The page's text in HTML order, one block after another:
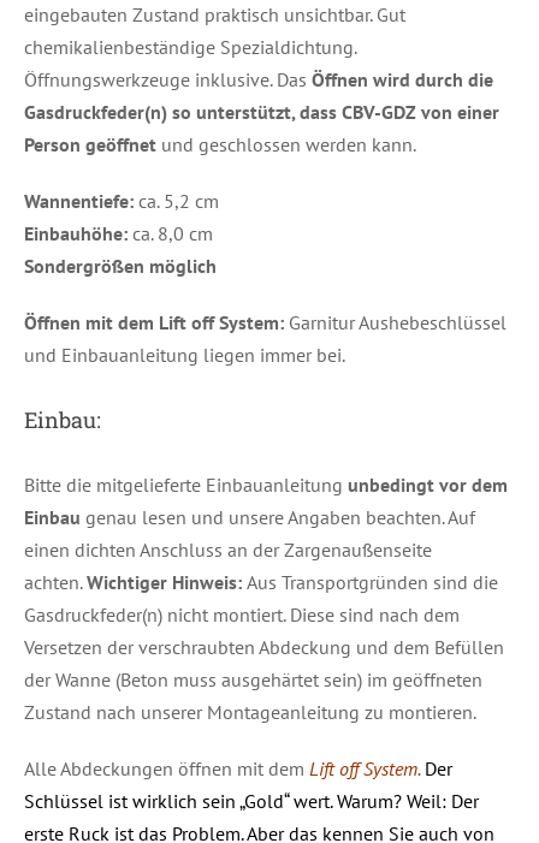
eingebauten Zustand praktisch unsichtbar. Gut
chemikalienbeständige Spezialdichtung.
Öffnungswerkzeuge inklusive. Das Öffnen wird durch die
Gasdruckfeder(n) so unterstützt, dass CBV-GDZ von einer
Person geöffnet und geschlossen werden kann.
Wannentiefe: ca. 5,2 cm
Einbauhöhe: ca. 8,0 cm
Sondergrößen möglich
Öffnen mit dem Lift off System: Garnitur Aushebeschlüssel
und Einbauanleitung liegen immer bei.
Einbau:
Bitte die mitgelieferte Einbauanleitung unbedingt vor dem
Einbau genau lesen und unsere Angaben beachten. Auf
einen dichten Anschluss an der Zargenaußenseite
achten.Wichtiger Hinweis: Aus Transportgründen sind die
Gasdruckfeder(n) nicht montiert. Diese sind nach dem
Versetzen der verschraubten Abdeckung und dem Befüllen
der Wanne (Beton muss ausgehärtet sein) im geöffneten
Zustand nach unserer Montageanleitung zu montieren.
Alle Abdeckungen öffnen mit dem Lift off System. Der
Schlüssel ist wirklich sein „Gold“ wert. Warum? Weil: Der
erste Ruck ist das Problem. Aber das kennen Sie auch von